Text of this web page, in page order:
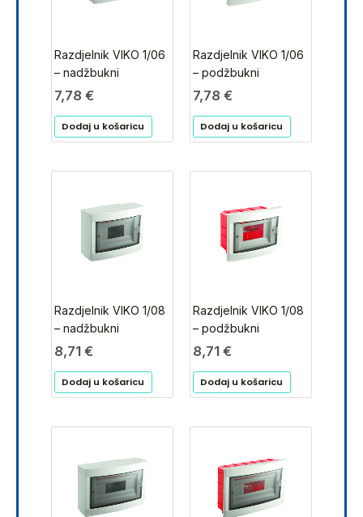
Razdjelnik VIKO 1/06
– nadžbukni
7,78 €
Dodaj u košaricu
Razdjelnik VIKO 1/06
– podžbukni
7,78 €
Dodaj u košaricu
Razdjelnik VIKO 1/08
– nadžbukni
8,71 €
Dodaj u košaricu
Razdjelnik VIKO 1/08
– podžbukni
8,71 €
Dodaj u košaricu